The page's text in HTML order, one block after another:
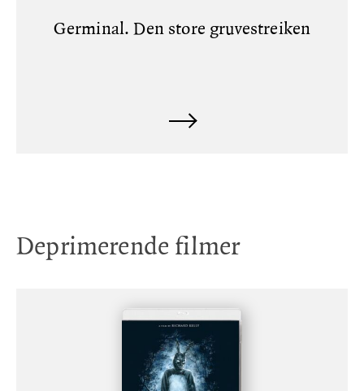
Germinal. Den store gruvestreiken
Deprimerende filmer